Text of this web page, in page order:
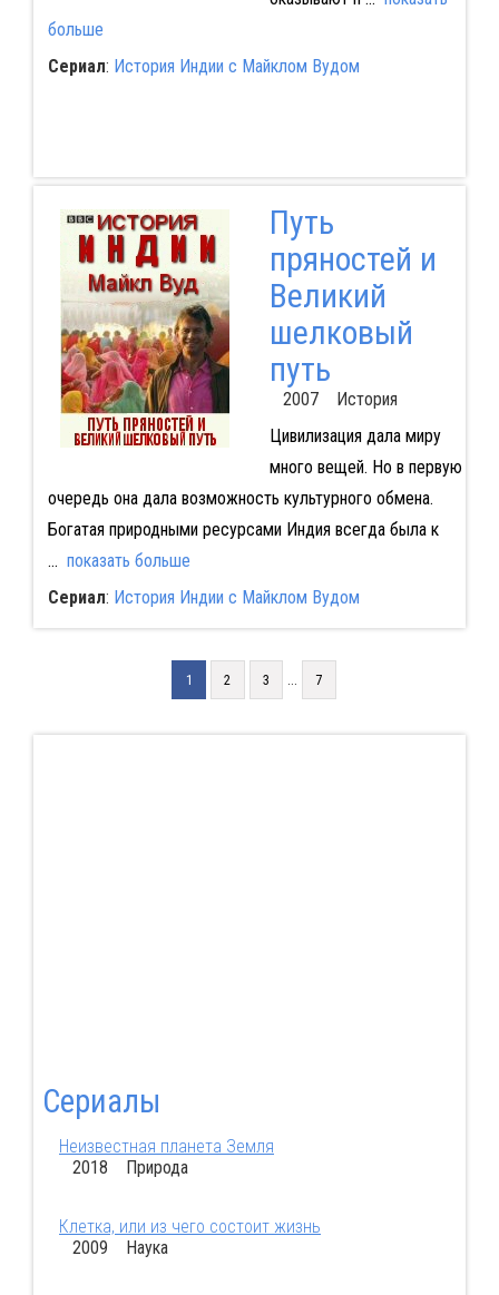
больше
Сериал: История Индии с Майклом Вудом
Путь
пряностей и
Великий
шелковый
путь
2007 История
Цивилизация дала миру
много вещей. Но в первую
очередь она дала возможность культурного обмена.
Богатая природными ресурсами Индия всегда была к
... показать больше
Сериал: История Индии с Майклом Вудом
1 2 3 7
Сериалы
Неизвестная планета Земля
2018 Природа
Клетка, или из чего состоит жизнь
2009 Наука